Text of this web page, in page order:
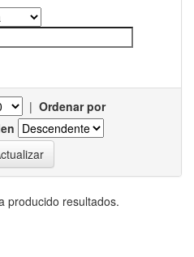
| Ordenar por
producido resultados.